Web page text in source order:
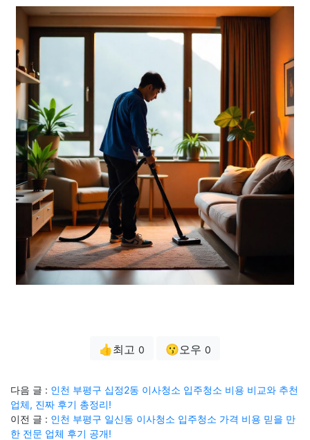
👍최고 0 😗오우 0
다음 글 : 인천 부평구 십정2동 이사청소 입주청소 비용 비교와 추천
업체, 진짜 후기 총정리!
이전 글 : 인천 부평구 일신동 이사청소 입주청소 가격 비용 믿을 만
한 전문 업체 후기 공개!